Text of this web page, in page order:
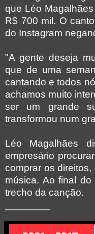
que Léo
R$ 700 mil. O
do Instagram
"A gente deseja
que de uma
cantando e todos
achamos muito
ser um grande
transformou num
Léo Magalhães
empresário
comprar os
música. Ao final
trecho da canção.